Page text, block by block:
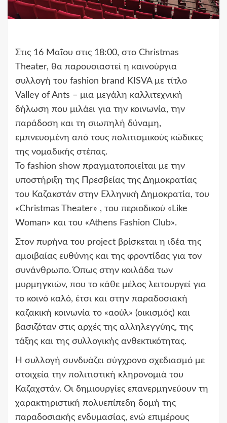
Στις 16 Μαΐου στις 18:00, στο Christmas
Theater, θα παρουσιαστεί η καινούργια
συλλογή του fashion brand KISVA με τίτλο
Valley of Ants – μια μεγάλη καλλιτεχνική
δήλωση που μιλάει για την κοινωνία, την
παράδοση και τη σιωπηλή δύναμη,
εμπνευσμένη από τους πολιτισμικούς κώδικες
της νομαδικής στέπας.
Το fashion show πραγματοποιείται με την
υποστήριξη της Πρεσβείας της Δημοκρατίας
του Καζακστάν στην Ελληνική Δημοκρατία, του
«Christmas Theater» , του περιοδικού «Like
Woman» και του «Athens Fashion Club».
Στον πυρήνα του project βρίσκεται η ιδέα της
αμοιβαίας ευθύνης και της φροντίδας για τον
συνάνθρωπο. Όπως στην κοιλάδα των
μυρμηγκιών, που το κάθε μέλος λειτουργεί για
το κοινό καλό, έτσι και στην παραδοσιακή
καζακική κοινωνία το «αούλ» (οικισμός) και
βασιζόταν στις αρχές της αλληλεγγύης, της
τάξης και της συλλογικής ανθεκτικότητας.
Η συλλογή συνδυάζει σύγχρονο σχεδιασμό με
στοιχεία την πολιτιστική κληρονομιά του
Καζαχστάν. Οι δημιουργίες επανερμηνεύουν τη
χαρακτηριστική πολυεπίπεδη δομή της
παραδοσιακής ενδυμασίας, ενώ επιμέρους